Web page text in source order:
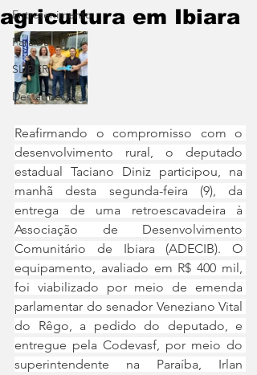
Entretenimento
Paraíba
SLIDER
Destaque
agricultura em Ibiara
Reafirmando o compromisso com o
desenvolvimento rural, o deputado
estadual Taciano Diniz participou, na
manhã desta segunda-feira (9), da
entrega de uma retroescavadeira à
Associação de Desenvolvimento
Comunitário de Ibiara (ADECIB). O
equipamento, avaliado em R$ 400 mil,
foi viabilizado por meio de emenda
parlamentar do senador Veneziano Vital
do Rêgo, a pedido do deputado, e
entregue pela Codevasf, por meio do
superintendente na Paraíba, Irlan